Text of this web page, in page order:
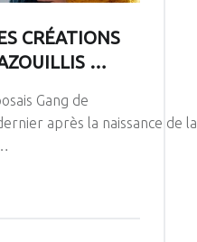
CRÉATIONS
…
Gang de
après la naissance de